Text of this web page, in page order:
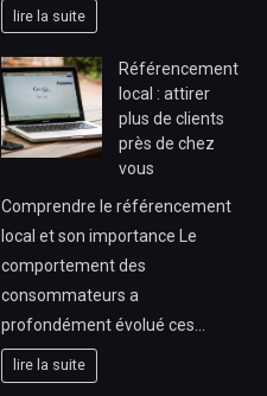
lire la suite
Référencement
local : attirer
plus de clients
près de chez
vous
Comprendre le référencement
local et son importance Le
comportement des
consommateurs a
profondément évolué ces…
lire la suite